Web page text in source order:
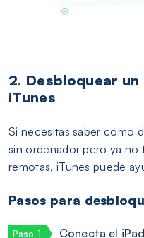
2. Desbloquear
iTunes
Si necesitas saber cómo
sin ordenador pero ya no
remotas, iTunes puede
Pasos para
Conecta el